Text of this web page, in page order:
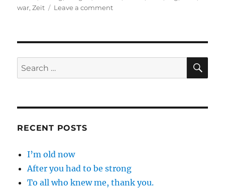
war,Zeit Leave a commenton
Search
for:
RECENT POSTS
I’m old now
After you had to be strong
To all who knew me, thank you.